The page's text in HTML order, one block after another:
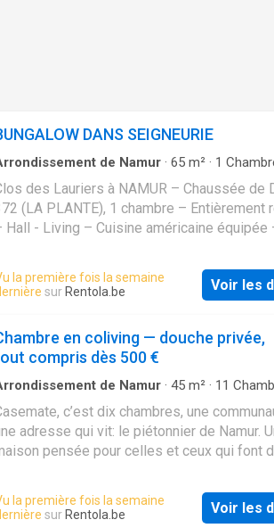
DANS SEIGNEURIE
de Namur · 65 m² · 1
des Lauriers à NAMUR – Chaussée de
(LA PLANTE), 1 chambre – Entièrement
Hall - Living – Cuisine américaine équipée
Parking, Raccordements pour Tv, Tel,
personnels (gaz, eau, électricité),
715 euros + charges personnelles, merci de
la première fois la semaine
sur Rentola.be Voir les
en coliving — douche privée,
compris dès 500 €
de Namur · 45 m² · 11
c’est dix chambres, une
adresse qui vit: le piétonnier de Namur.
pensée pour celles et ceux qui font
télétravailleurs et profils venus d’ailleurs.
est meublée et dispose de sa
la première fois la semaine
sur Rentola.be Voir les